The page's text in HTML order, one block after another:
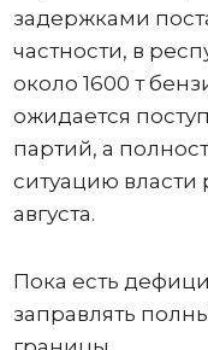
задержками
частности, в
около 1600 т
ожидается
партий, а
ситуацию власти
августа.
Пока есть
заправлять